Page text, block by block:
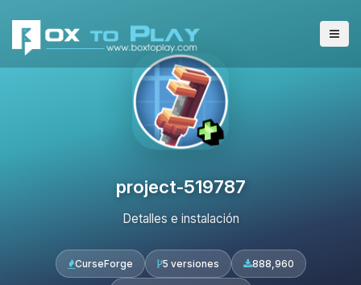
project-519787
Detalles e instalación
CurseForge 5 versiones 888,960